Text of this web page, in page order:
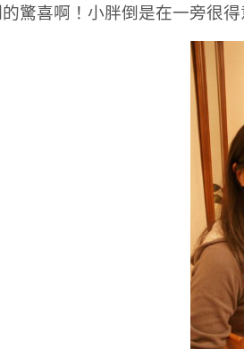
驚喜啊！小胖倒是在一旁很